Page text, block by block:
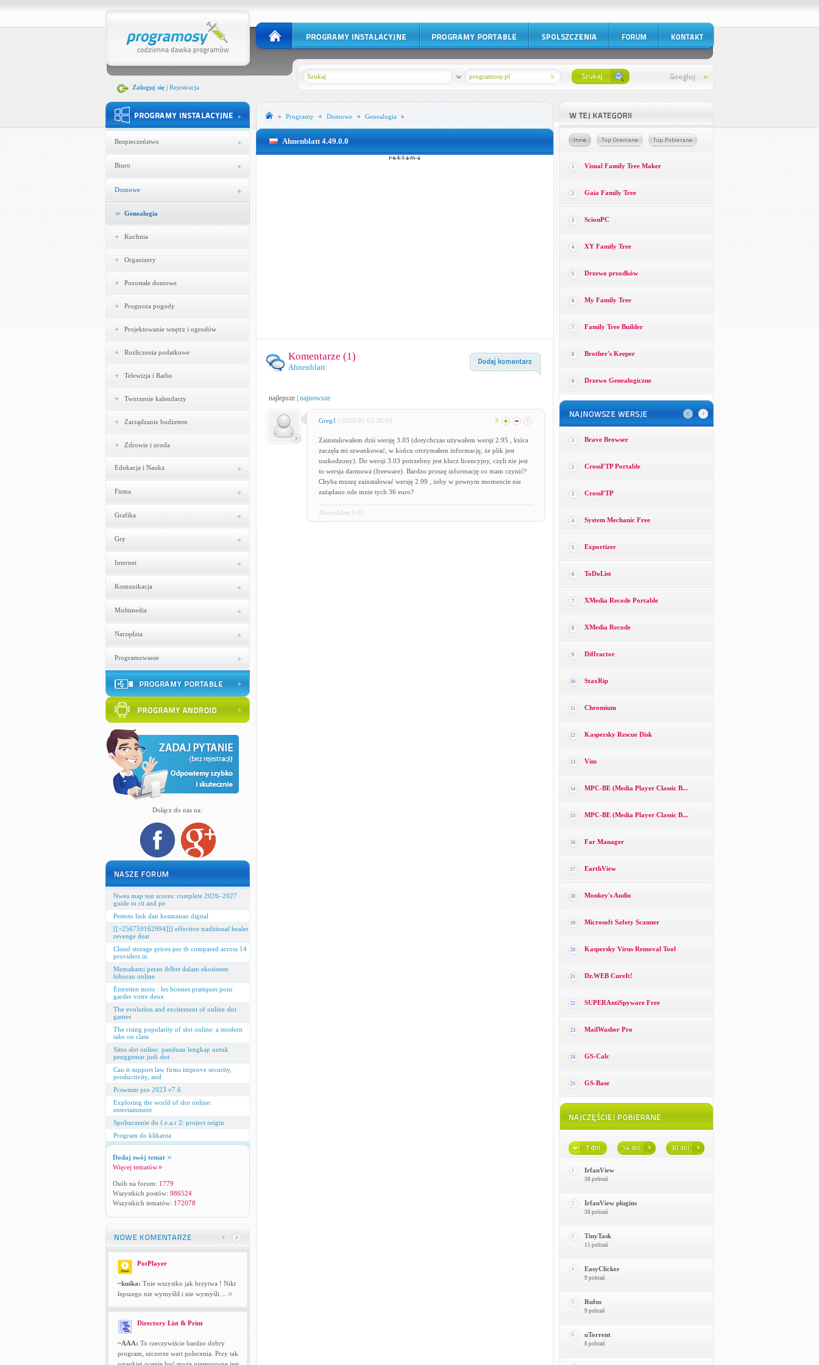
Zaloguj się| Rejestracja
programosy.pl
w
Bezpieczeństwo
Biuro
Domowe
Genealogia
Kuchnia
Organizery
Pozostałe domowe
Prognoza pogody
Projektowanie wnętrz i ogrodów
Rozliczenia podatkowe
Telewizja i Radio
Tworzenie kalendarzy
Zarządzanie budżetem
Zdrowie i uroda
Edukacja i Nauka
Firma
Grafika
Gry
Internet
Komunikacja
Multimedia
Narzędzia
Programowanie
Dołącz do nas na:
Nwea map test scores: complete 2026–2027
guide to rit and pe
Pestoto link dan keamanan digital
[[+256759162994]]] effective traditional healer
revenge deat
Cloud storage prices per tb compared across 14
providers in
Memahami peran iblbet dalam ekosistem
hiburan online
Entretien moto : les bonnes pratiques pour
garder votre deux
The evolution and excitement of online slot
games
The rising popularity of slot online: a modern
take on class
Situs slot online: panduan lengkap untuk
penggemar judi slot
Can it support law firms improve security,
productivity, and
Pcswmm pro 2023 v7.6
Exploring the world of slot online:
entertainment
Spolszczenie do f.e.a.r 2: project origin
Program do klikania
Dodaj swój temat
Więcej tematów
Osób na forum: 1779
Wszystkich postów: 986524
Wszystkich tematów: 172078
PotPlayer
~kuśka: Tnie wszystko jak brzytwa ! Nikt
lepszego nie wymyślił i nie wymyśli ...
Directory List & Print
~AAA: To rzeczywiście bardzo dobry
program, szczerze wart polecenia. Przy tak
Programy Domowe Genealogia
Ahnenblatt 4.49.0.0
Komentarze (1)
Ahnenblatt
najlepsze| najnowsze
Greg1 | 2020.01.03 20:00 3
Zainstalowałem dziś wersję 3.03 (dotychczas używałem wersji 2.95 , która
zaczęła mi szwankować, w końcu otrzymałem informację, że plik jest
uszkodzony). Do wersji 3.03 potrzebny jest klucz licencyjny, czyli nie jest
to wersja darmowa (freeware). Bardzo proszę informację co mam czynić?
Chyba muszę zainstalować wersję 2.99 , żeby w pewnym momencie nie
zażądano ode mnie tych 36 euro?
Ahnenblatt 3.03
1 Visual Family Tree Maker
2 Gaia Family Tree
3 ScionPC
4 XY Family Tree
5 Drzewo przodków
6 My Family Tree
7 Family Tree Builder
8 Brother's Keeper
9 Drzewo Genealogiczne
1 Brave Browser
2 CrossFTP Portable
3 CrossFTP
4 System Mechanic Free
5 Exportizer
6 ToDoList
7 XMedia Recode Portable
8 XMedia Recode
9 Diffractor
10 StaxRip
11 Chromium
12 Kaspersky Rescue Disk
13 Vim
14 MPC-BE (Media Player Classic B...
15 MPC-BE (Media Player Classic B...
16 Far Manager
17 EarthView
18 Monkey′s Audio
19 Microsoft Safety Scanner
20 Kaspersky Virus Removal Tool
21 Dr.WEB CureIt!
22 SUPERAntiSpyware Free
23 MailWasher Pro
24 GS-Calc
25 GS-Base
1 IrfanView
38 pobrań
2 IrfanView plugins
38 pobrań
3 TinyTask
15 pobrań
4 EasyClicker
9 pobrań
5 Rufus
9 pobrań
6 uTorrent
8 pobrań